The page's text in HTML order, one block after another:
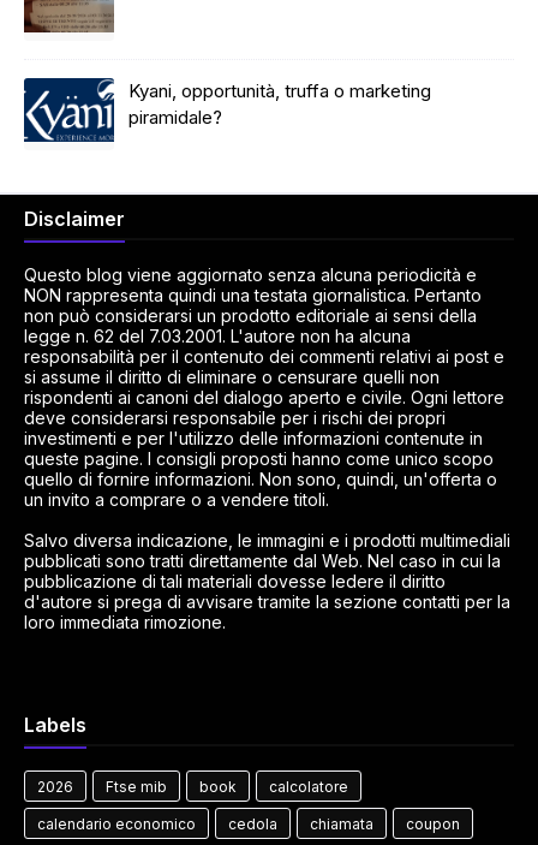
Kyani, opportunità, truffa o marketing
piramidale?
Disclaimer
Questo blog viene aggiornato senza alcuna periodicità e
NON rappresenta quindi una testata giornalistica. Pertanto
non può considerarsi un prodotto editoriale ai sensi della
legge n. 62 del 7.03.2001. L'autore non ha alcuna
responsabilità per il contenuto dei commenti relativi ai post e
si assume il diritto di eliminare o censurare quelli non
rispondenti ai canoni del dialogo aperto e civile. Ogni lettore
deve considerarsi responsabile per i rischi dei propri
investimenti e per l'utilizzo delle informazioni contenute in
queste pagine. I consigli proposti hanno come unico scopo
quello di fornire informazioni. Non sono, quindi, un'offerta o
un invito a comprare o a vendere titoli.
Salvo diversa indicazione, le immagini e i prodotti multimediali
pubblicati sono tratti direttamente dal Web. Nel caso in cui la
pubblicazione di tali materiali dovesse ledere il diritto
d'autore si prega di avvisare tramite la sezione contatti per la
loro immediata rimozione.
Labels
2026 Ftse mib book calcolatore
calendario economico cedola chiamata coupon